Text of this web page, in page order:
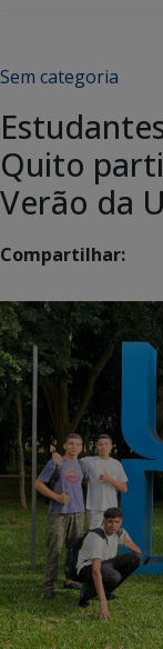
Sem categoria
Quito
Verão da
Compartilhar: